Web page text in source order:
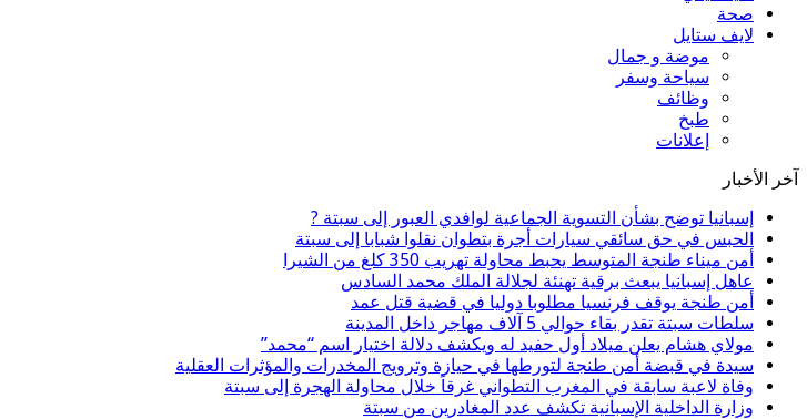
صحة
لايف ستايل
موضة و جمال
سياحة وسفر
وظائف
طبخ
إعلانات
آخر الأخبار
إسبانيا توضح بشأن التسوية الجماعية لوافدي العبور إلى سبتة ?
الحبس في حق سائقي سيارات أجرة بتطوان نقلوا شبابا إلى سبتة
أمن ميناء طنجة المتوسط يحبط محاولة تهريب 350 كلغ من الشيرا
عاهل إسبانيا يبعث برقية تهنئة لجلالة الملك محمد السادس
أمن طنجة يوقف فرنسيا مطلوبا دوليا في قضية قتل عمد
سلطات سبتة تقدر بقاء حوالي 5 آلاف مهاجر داخل المدينة
مولاي هشام يعلن ميلاد أول حفيد له ويكشف دلالة اختيار اسم “محمد”
سيدة في قبضة أمن طنجة لتورطها في حيازة وترويج المخدرات والمؤثرات العقلية
وفاة لاعبة سابقة في المغرب التطواني غرقاً خلال محاولة الهجرة إلى سبتة
وزارة الداخلية الإسبانية تكشف عدد المغادرين من سبتة